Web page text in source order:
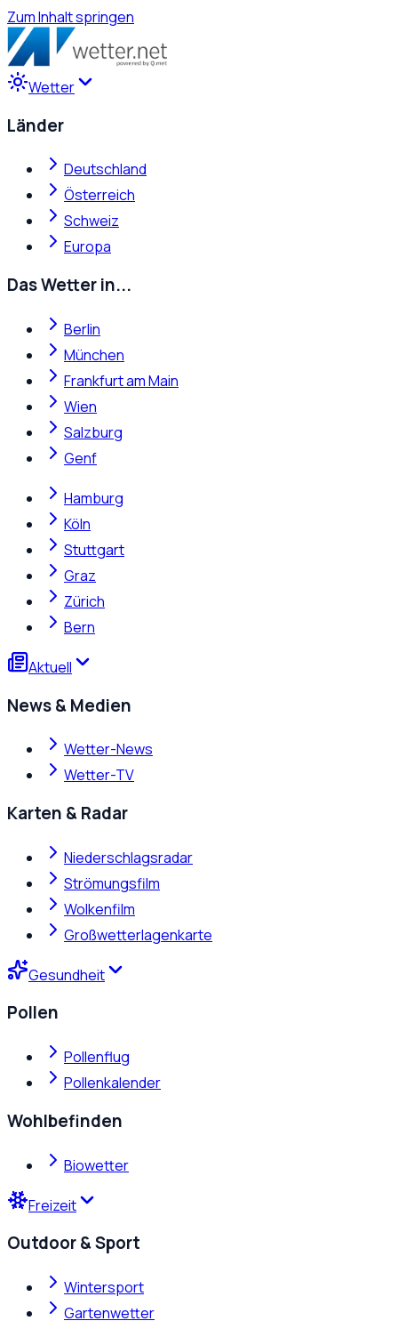
Zum Inhalt springen
Wetter
Länder
Deutschland
Österreich
Schweiz
Europa
Das Wetter in...
Berlin
München
Frankfurt am Main
Wien
Salzburg
Genf
Hamburg
Köln
Stuttgart
Graz
Zürich
Bern
Aktuell
News & Medien
Wetter-News
Wetter-TV
Karten & Radar
Niederschlagsradar
Strömungsfilm
Wolkenfilm
Großwetterlagenkarte
Gesundheit
Pollen
Pollenflug
Pollenkalender
Wohlbefinden
Biowetter
Freizeit
Outdoor & Sport
Wintersport
Gartenwetter